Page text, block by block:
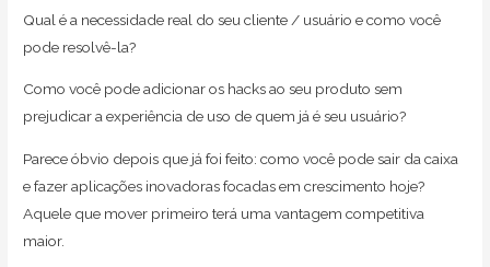
Qual é a necessidade real do seu cliente / usuário e como você
pode resolvê-la?
Como você pode adicionar os hacks ao seu produto sem
prejudicar a experiência de uso de quem já é seu usuário?
Parece óbvio depois que já foi feito: como você pode sair da caixa
e fazer aplicações inovadoras focadas em crescimento hoje?
Aquele que mover primeiro terá uma vantagem competitiva
maior.